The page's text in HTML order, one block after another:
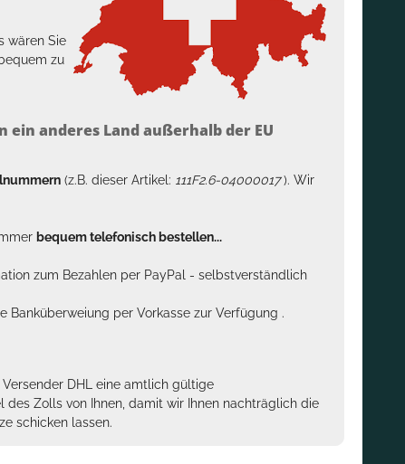
wären Sie
zu
anderes Land außerhalb der EU
(z.B. dieser Artikel: 111F2.6-04000017). Wir
bequem telefonisch bestellen...
zum Bezahlen per PayPal - selbstverständlich
Banküberweiung per Vorkasse zur Verfügung .
Versender DHL eine amtlich gültige
Zolls von Ihnen, damit wir Ihnen nachträglich die
schicken lassen.